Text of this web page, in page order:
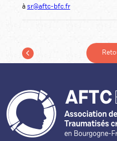
àsr@aftc-bfc.fr